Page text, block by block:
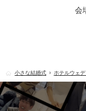
会
小さな結婚式 ホテルウェ